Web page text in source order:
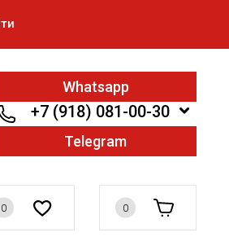
Whatsapp
+7 (918) 081-00-30
Telegram
0 0